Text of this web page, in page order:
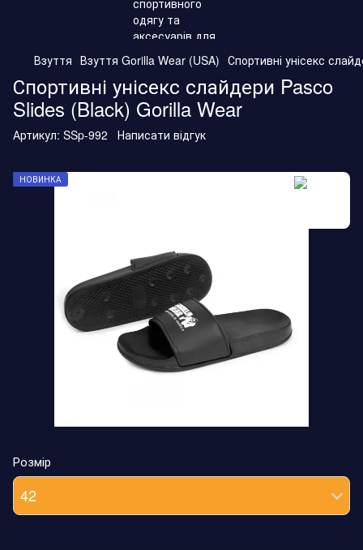
Взуття Взуття Gorilla Wear (USA) Спортивні унісекс
Спортивні унісекс слайдери Pasco
Slides (Black) Gorilla Wear
Артикул: SSp-992 Написати відгук
НОВИНКА
Розмір
42